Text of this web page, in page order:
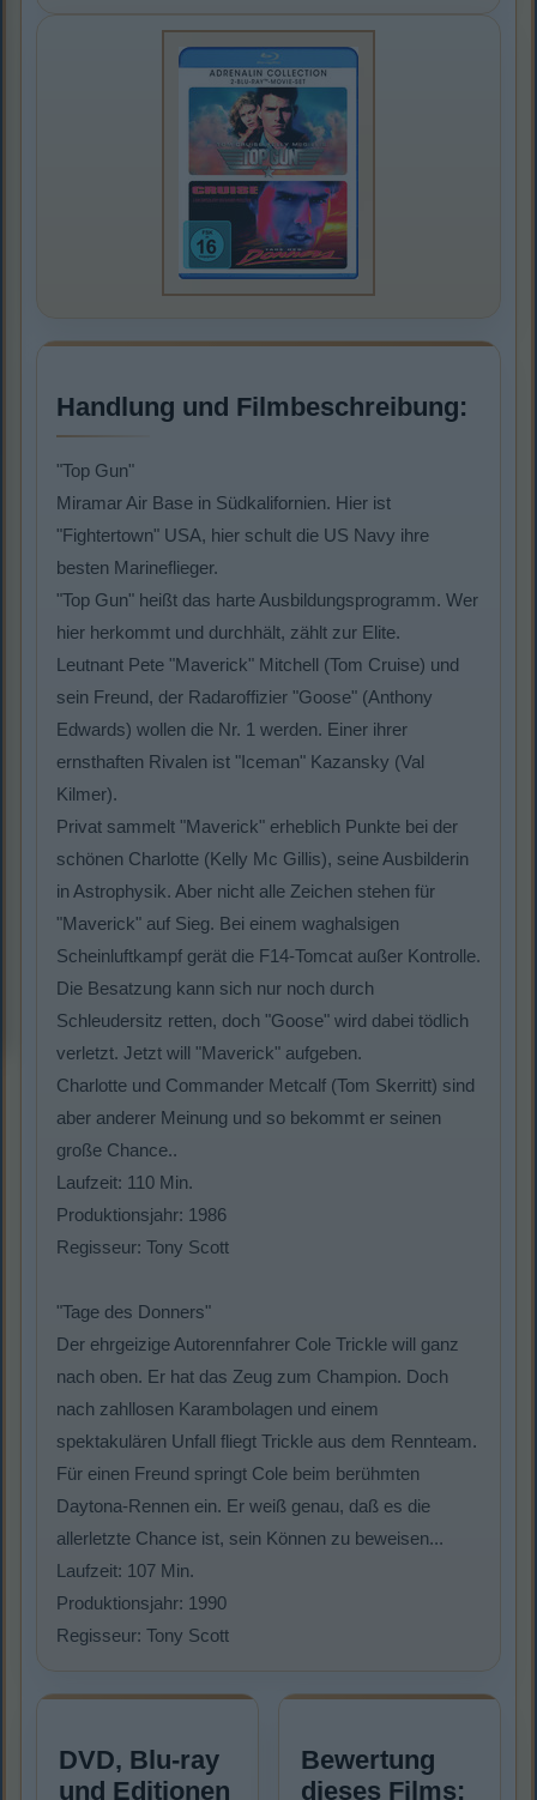
Handlung und Filmbeschreibung:
"Top Gun"
Miramar Air Base in Südkalifornien. Hier ist
"Fightertown" USA, hier schult die US Navy ihre
besten Marineflieger.
"Top Gun" heißt das harte Ausbildungsprogramm. Wer
hier herkommt und durchhält, zählt zur Elite.
Leutnant Pete "Maverick" Mitchell (Tom Cruise) und
sein Freund, der Radaroffizier "Goose" (Anthony
Edwards) wollen die Nr. 1 werden. Einer ihrer
ernsthaften Rivalen ist "Iceman" Kazansky (Val
Kilmer).
Privat sammelt "Maverick" erheblich Punkte bei der
schönen Charlotte (Kelly Mc Gillis), seine Ausbilderin
in Astrophysik. Aber nicht alle Zeichen stehen für
"Maverick" auf Sieg. Bei einem waghalsigen
Scheinluftkampf gerät die F14-Tomcat außer Kontrolle.
Die Besatzung kann sich nur noch durch
Schleudersitz retten, doch "Goose" wird dabei tödlich
verletzt. Jetzt will "Maverick" aufgeben.
Charlotte und Commander Metcalf (Tom Skerritt) sind
aber anderer Meinung und so bekommt er seinen
große Chance..
Laufzeit: 110 Min.
Produktionsjahr: 1986
Regisseur: Tony Scott
"Tage des Donners"
Der ehrgeizige Autorennfahrer Cole Trickle will ganz
nach oben. Er hat das Zeug zum Champion. Doch
nach zahllosen Karambolagen und einem
spektakulären Unfall fliegt Trickle aus dem Rennteam.
Für einen Freund springt Cole beim berühmten
Daytona-Rennen ein. Er weiß genau, daß es die
allerletzte Chance ist, sein Können zu beweisen...
Laufzeit: 107 Min.
Produktionsjahr: 1990
Regisseur: Tony Scott
DVD, Blu-ray
und Editionen
Bewertung
dieses Films: